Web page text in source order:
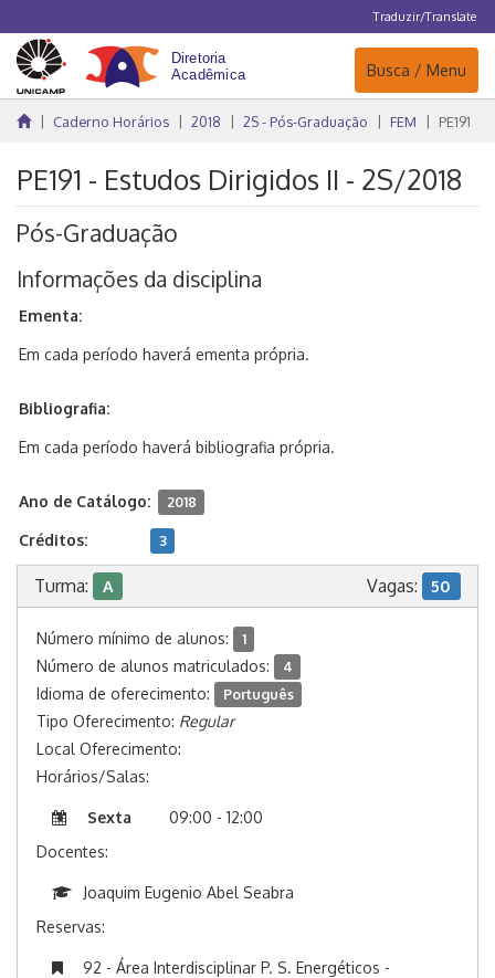
Traduzir/Translate
Navegação
Busca / Menu
Caderno Horários 2018 2S - Pós-Graduação FEM PE191
PE191 - Estudos Dirigidos II - 2S/2018
Pós-Graduação
Informações da disciplina
Ementa:
Em cada período haverá ementa própria.
Bibliografia:
Em cada período haverá bibliografia própria.
Ano de Catálogo: 2018
Créditos: 3
Turma: A Vagas: 50
Número mínimo de alunos: 1
Número de alunos matriculados: 4
Idioma de oferecimento: Português
Tipo Oferecimento: Regular
Local Oferecimento:
Horários/Salas:
Sexta
09:00 - 12:00
Docentes:
Joaquim Eugenio Abel Seabra
Reservas:
92 - Área Interdisciplinar P. S. Energéticos -